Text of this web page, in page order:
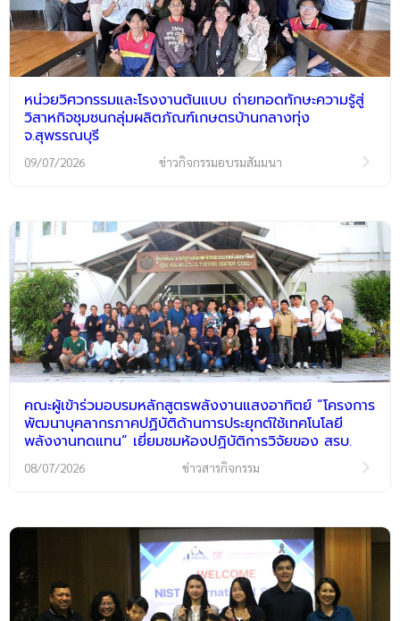
หน่วยวิศวกรรมและโรงงานต้นแบบ ถ่ายทอดทักษะความรู้สู่
วิสาหกิจชุมชนกลุ่มผลิตภัณฑ์เกษตรบ้านกลางทุ่ง
จ.สุพรรณบุรี
09/07/2026 ข่าวกิจกรรมอบรมสัมมนา
คณะผู้เข้าร่วมอบรมหลักสูตรพลังงานแสงอาทิตย์ “โครงการ
พัฒนาบุคลากรภาคปฏิบัติด้านการประยุกต์ใช้เทคโนโลยี
พลังงานทดแทน” เยี่ยมชมห้องปฏิบัติการวิจัยของ สรบ.
08/07/2026 ข่าวสารกิจกรรม